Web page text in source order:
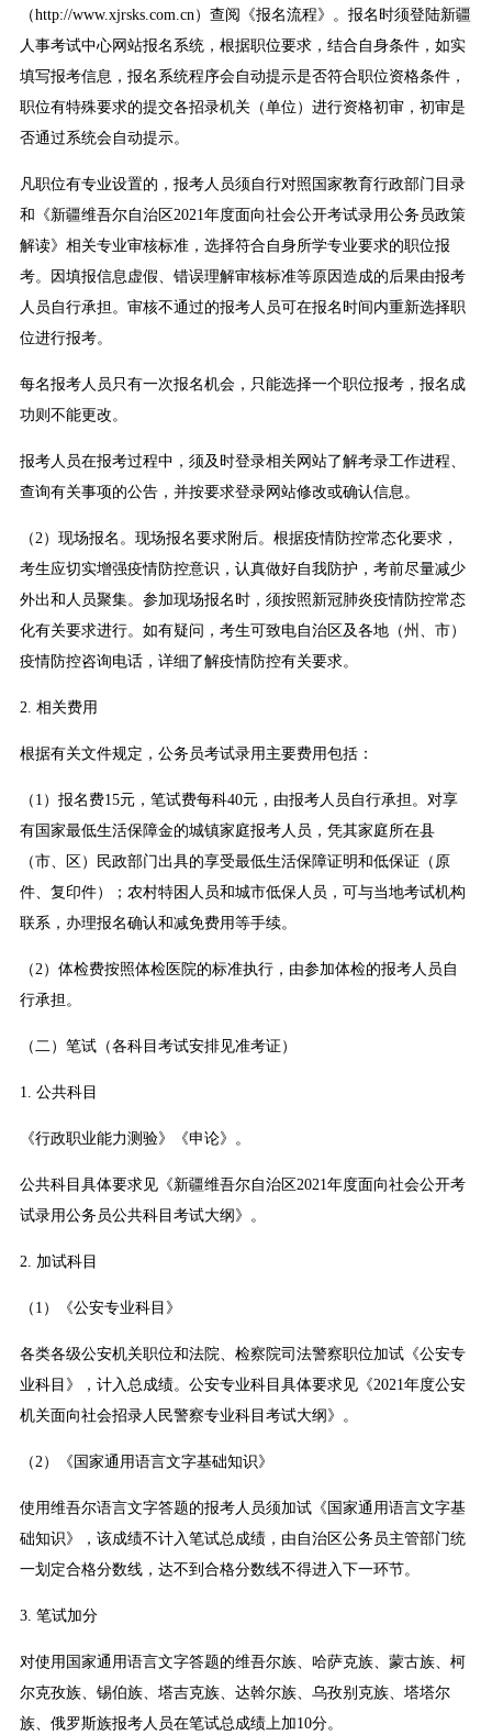
（http://www.xjrsks.com.cn）查阅《报名流程》。报名时须登陆新疆
人事考试中心网站报名系统，根据职位要求，结合自身条件，如实
填写报考信息，报名系统程序会自动提示是否符合职位资格条件，
职位有特殊要求的提交各招录机关（单位）进行资格初审，初审是
否通过系统会自动提示。
凡职位有专业设置的，报考人员须自行对照国家教育行政部门目录
和《新疆维吾尔自治区2021年度面向社会公开考试录用公务员政策
解读》相关专业审核标准，选择符合自身所学专业要求的职位报
考。因填报信息虚假、错误理解审核标准等原因造成的后果由报考
人员自行承担。审核不通过的报考人员可在报名时间内重新选择职
位进行报考。
每名报考人员只有一次报名机会，只能选择一个职位报考，报名成
功则不能更改。
报考人员在报考过程中，须及时登录相关网站了解考录工作进程、
查询有关事项的公告，并按要求登录网站修改或确认信息。
（2）现场报名。现场报名要求附后。根据疫情防控常态化要求，
考生应切实增强疫情防控意识，认真做好自我防护，考前尽量减少
外出和人员聚集。参加现场报名时，须按照新冠肺炎疫情防控常态
化有关要求进行。如有疑问，考生可致电自治区及各地（州、市）
疫情防控咨询电话，详细了解疫情防控有关要求。
2. 相关费用
根据有关文件规定，公务员考试录用主要费用包括：
（1）报名费15元，笔试费每科40元，由报考人员自行承担。对享
有国家最低生活保障金的城镇家庭报考人员，凭其家庭所在县
（市、区）民政部门出具的享受最低生活保障证明和低保证（原
件、复印件）；农村特困人员和城市低保人员，可与当地考试机构
联系，办理报名确认和减免费用等手续。
（2）体检费按照体检医院的标准执行，由参加体检的报考人员自
行承担。
（二）笔试（各科目考试安排见准考证）
1. 公共科目
《行政职业能力测验》《申论》。
公共科目具体要求见《新疆维吾尔自治区2021年度面向社会公开考
试录用公务员公共科目考试大纲》。
2. 加试科目
（1）《公安专业科目》
各类各级公安机关职位和法院、检察院司法警察职位加试《公安专
业科目》，计入总成绩。公安专业科目具体要求见《2021年度公安
机关面向社会招录人民警察专业科目考试大纲》。
（2）《国家通用语言文字基础知识》
使用维吾尔语言文字答题的报考人员须加试《国家通用语言文字基
础知识》，该成绩不计入笔试总成绩，由自治区公务员主管部门统
一划定合格分数线，达不到合格分数线不得进入下一环节。
3. 笔试加分
对使用国家通用语言文字答题的维吾尔族、哈萨克族、蒙古族、柯
尔克孜族、锡伯族、塔吉克族、达斡尔族、乌孜别克族、塔塔尔
族、俄罗斯族报考人员在笔试总成绩上加10分。